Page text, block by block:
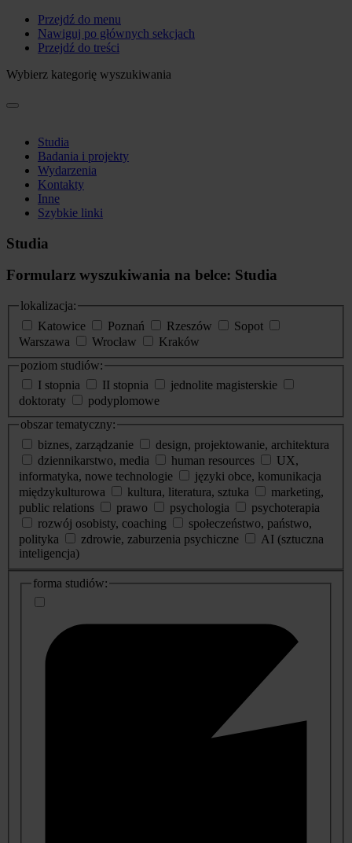
Przejdź do menu
Nawiguj po głównych sekcjach
Przejdź do treści
Wybierz kategorię wyszukiwania
Studia
Badania i projekty
Wydarzenia
Kontakty
Inne
Szybkie linki
Studia
Formularz wyszukiwania na belce: Studia
lokalizacja:
Katowice
Poznań Rzeszów
Sopot
Warszawa
Wrocław
Kraków
poziom studiów:
I stopnia
II stopnia
jednolite magisterskie
doktoraty
podyplomowe
obszar tematyczny:
biznes, zarządzanie
design, projektowanie, architektura
dziennikarstwo, media
human resources
UX,
informatyka, nowe technologie
języki obce, komunikacja
międzykulturowa
kultura, literatura, sztuka
marketing,
public relations
prawo psychologia
psychoterapia
rozwój osobisty, coaching
społeczeństwo, państwo,
polityka
zdrowie, zaburzenia psychiczne
AI (sztuczna
inteligencja)
dodatkowe
informacje
forma studiów: